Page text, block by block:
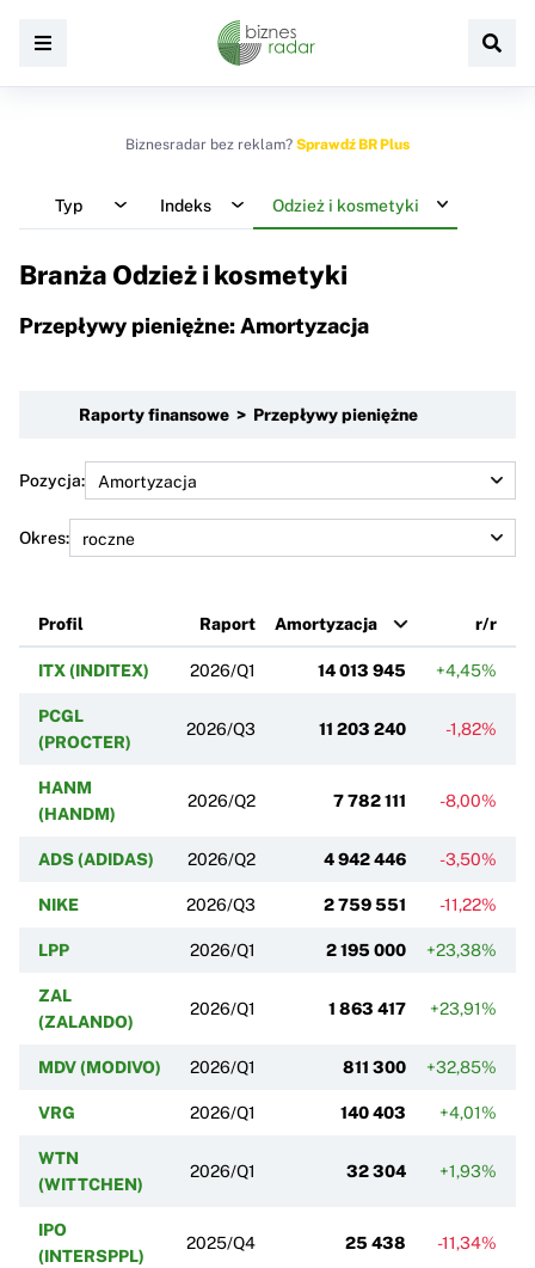
Biznesradar bez reklam? Sprawdź BR Plus
Typ Indeks Odzież i kosmetyki
Branża Odzież i kosmetyki
Przepływy pieniężne: Amortyzacja
Raporty finansowe > Przepływy pieniężne
Pozycja:
Okres:
Profil Raport Amortyzacja r/r
ITX (INDITEX) 2026/Q1 14 013 945 +4,45%
PCGL
(PROCTER)
2026/Q3 11 203 240 -1,82%
HANM
(HANDM)
2026/Q2 7 782 111 -8,00%
ADS (ADIDAS) 2026/Q2 4 942 446 -3,50%
NIKE 2026/Q3 2 759 551 -11,22%
LPP 2026/Q1 2 195 000 +23,38%
ZAL
(ZALANDO)
2026/Q1 1 863 417 +23,91%
MDV (MODIVO) 2026/Q1 811 300 +32,85%
VRG 2026/Q1 140 403 +4,01%
WTN
(WITTCHEN)
2026/Q1 32 304 +1,93%
IPO
(INTERSPPL)
2025/Q4 25 438 -11,34%